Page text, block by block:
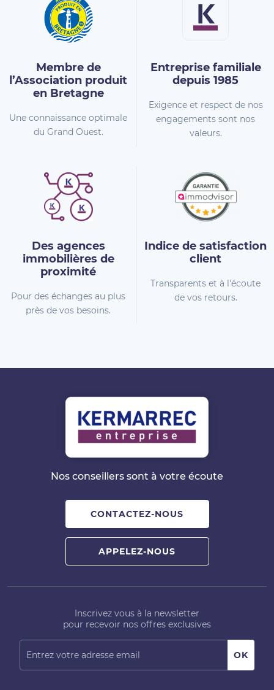
Membre de
l’Association produit
en Bretagne
Une connaissance optimale
du Grand Ouest.
Entreprise familiale
depuis 1985
Exigence et respect de nos
engagements sont nos
valeurs.
Des agences
immobilières de
proximité
Pour des échanges au plus
près de vos besoins.
Indice de satisfaction
client
Transparents et à l'écoute
de vos retours.
Nos conseillers sont à votre écoute
CONTACTEZ-NOUS
APPELEZ-NOUS
Inscrivez vous à la newsletter
pour recevoir nos offres exclusives